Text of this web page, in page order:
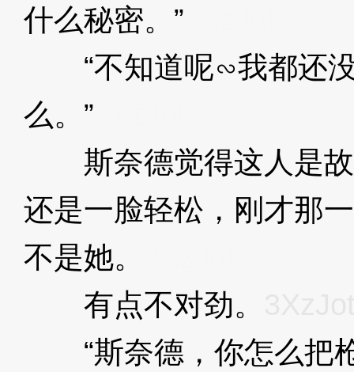
什么秘密。”
“不知道呢∽我都还没
么。”
斯奈德觉得这人是故
还是一脸轻松，刚才那
不是她。
有点不对劲。
“斯奈德，你怎么把